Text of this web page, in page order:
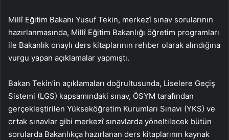
Millî Eğitim Bakanı Yusuf Tekin, merkezî sınav sorularının
hazırlanmasında, Millî Eğitim Bakanlığı öğretim programları
ile Bakanlık onaylı ders kitaplarının rehber olarak alındığına
vurgu yapan açıklamalar yapmıştı.
Bakan Tekin’in açıklamaları doğrultusunda, Liselere Geçiş
Sistemi (LGS) kapsamındaki sınav, ÖSYM tarafından
gerçekleştirilen Yükseköğretim Kurumları Sınavı (YKS) ve
ortak sınavlar gibi merkezî sınavlarda yöneltilecek bütün
sorularda Bakanlıkça hazırlanan ders kitaplarının kaynak